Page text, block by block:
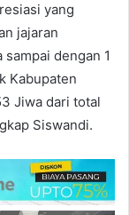
yang
jajaran
dengan 1
Kabupaten
Jiwa dari total
Siswandi.